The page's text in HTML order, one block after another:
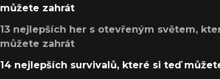
můžete zahrát
13 nejlepších her s otevřeným světem,
můžete zahrát
14 nejlepších survivalů, které si teď